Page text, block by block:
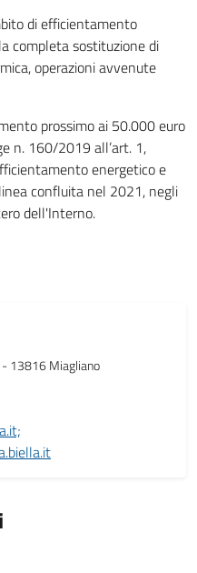
di efficientamento
completa sostituzione di
operazioni avvenute
prossimo ai 50.000 euro
n. 160/2019 all’art. 1,
energetico e
confluita nel 2021, negli
dell'Interno.
13816 Miagliano